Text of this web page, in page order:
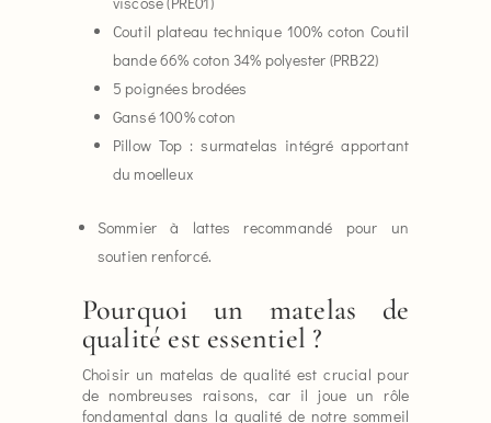
Coutil plateau technique 100% coton Coutil
bande 66% coton 34% polyester (PRB22)
5 poignées brodées
Gansé 100% coton
Pillow Top : surmatelas intégré apportant
du moelleux
Sommier à lattes recommandé pour un
soutien renforcé.
Pourquoi un matelas de
qualité est essentiel ?
Choisir un matelas de qualité est crucial pour
de nombreuses raisons, car il joue un rôle
fondamental dans la qualité de notre sommeil